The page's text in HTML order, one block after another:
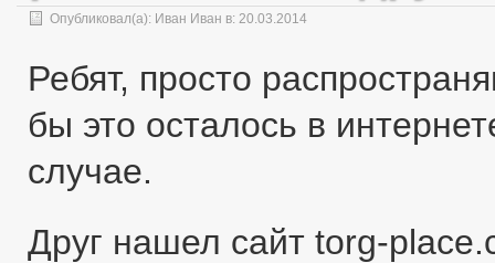
Опубликовал(а): Иван Иван в: 20.03.2014
Ребят, просто
бы это осталось в
случае.
Друг нашел сайт torg-